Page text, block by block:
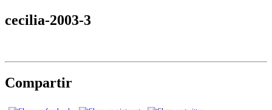
cecilia-2003-3
Compartir